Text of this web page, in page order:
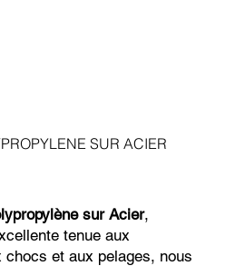
SUR ACIER
sur Acier,
tenue aux
et aux pelages, nous